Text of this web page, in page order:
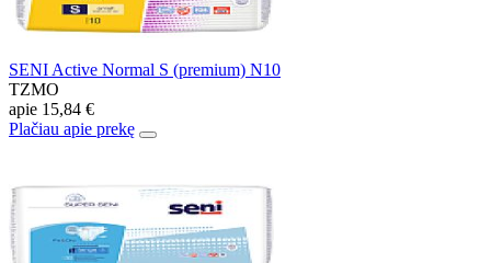
SENI Active Normal S (premium) N10
TZMO
apie 15,84 €
Plačiau apie prekę